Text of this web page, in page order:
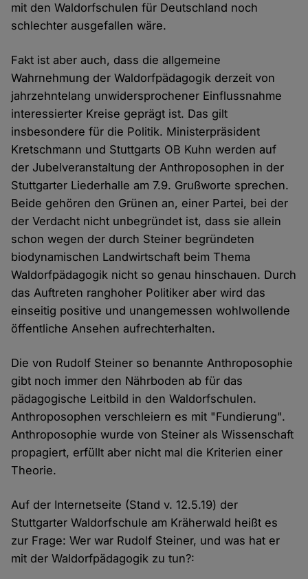
mit den Waldorfschulen für Deutschland noch
schlechter ausgefallen wäre.
Fakt ist aber auch, dass die allgemeine
Wahrnehmung der Waldorfpädagogik derzeit von
jahrzehntelang unwidersprochener Einflussnahme
interessierter Kreise geprägt ist. Das gilt
insbesondere für die Politik. Ministerpräsident
Kretschmann und Stuttgarts OB Kuhn werden auf
der Jubelveranstaltung der Anthroposophen in der
Stuttgarter Liederhalle am 7.9. Grußworte sprechen.
Beide gehören den Grünen an, einer Partei, bei der
der Verdacht nicht unbegründet ist, dass sie allein
schon wegen der durch Steiner begründeten
biodynamischen Landwirtschaft beim Thema
Waldorfpädagogik nicht so genau hinschauen. Durch
das Auftreten ranghoher Politiker aber wird das
einseitig positive und unangemessen wohlwollende
öffentliche Ansehen aufrechterhalten.
Die von Rudolf Steiner so benannte Anthroposophie
gibt noch immer den Nährboden ab für das
pädagogische Leitbild in den Waldorfschulen.
Anthroposophen verschleiern es mit "Fundierung".
Anthroposophie wurde von Steiner als Wissenschaft
propagiert, erfüllt aber nicht mal die Kriterien einer
Theorie.
Auf der Internetseite (Stand v. 12.5.19) der
Stuttgarter Waldorfschule am Kräherwald heißt es
zur Frage: Wer war Rudolf Steiner, und was hat er
mit der Waldorfpädagogik zu tun?: